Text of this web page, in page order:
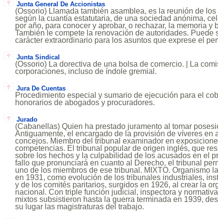
Junta General De Accionistas
(Ossorio) Llamada también asamblea, es la reunión de
según la cuantía estatutaria, de una sociedad anónima,
por año, para conocer y aprobar, o rechazar, la memoria y
También le compete la renovación de autoridades. Puede
carácter extraordinario para los asuntos que exprese el
Junta Sindical
(Ossorio) La dorectiva de una bolsa de comercio. | La
corporaciones, incluso de índole gremial.
Jura De Cuentas
Procedimiento especial y sumario de ejecución para el
honorarios de abogados y procuradores.
Jurado
(Cabanellas) Quien ha prestado juramento al tomar
Antiguamente, el encargado de la provisión de víveres en
concejos. Miembro del tribunal examinador en
competencias. El tribunal popular de origen inglés, que
sobre los hechos y la culpabilidad de los acusados en el
fallo que pronunciará en cuanto al Derecho, el tribunal
uno de los miembros de ese tribunal. MIXTO. Organismo
en 1931, como evolución de los tribunales industriales,
y de los comités paritarios, surgidos en 1926, al crear la
nacional. Con triple función judicial, inspectora y
mixtos subsistieron hasta la guerra terminada en 1939,
su lugar las magistraturas del trabajo.